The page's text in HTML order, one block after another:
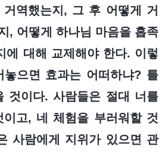
거역했는지, 그 후 어떻게 거
, 어떻게 하나님 마음을 흡족
에 대해 교제해야 한다. 이렇
놓으면 효과는 어떠하냐? 틀
것이다. 사람들은 절대 너를
이고, 네 체험을 부러워할 것
사람에게 지위가 있으면 관